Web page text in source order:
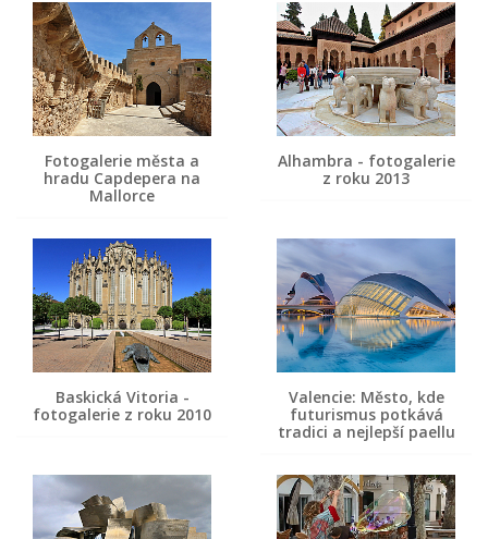
Fotogalerie města a
hradu Capdepera na
Mallorce
Alhambra - fotogalerie
z roku 2013
Baskická Vitoria -
fotogalerie z roku 2010
Valencie: Město, kde
futurismus potkává
tradici a nejlepší paellu